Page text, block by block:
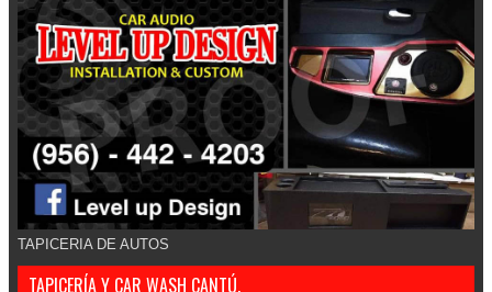
TAPICERIA DE AUTOS
TAPICERÍA Y CAR WASH CANTÚ.